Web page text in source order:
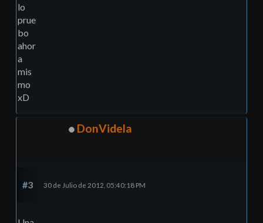
lo
prue
bo
ahor
a
mis
mo
xD
DonVidela
#3 30 de Julio de 2012, 05:40:18 PM